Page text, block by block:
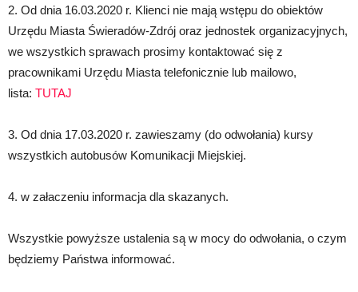
2. Od dnia 16.03.2020 r. Klienci nie mają wstępu do obiektów
Urzędu Miasta Świeradów-Zdrój oraz jednostek organizacyjnych,
we wszystkich sprawach prosimy kontaktować się z
pracownikami Urzędu Miasta telefonicznie lub mailowo,
lista: TUTAJ
3. Od dnia 17.03.2020 r. zawieszamy (do odwołania) kursy
wszystkich autobusów Komunikacji Miejskiej.
4. w załaczeniu informacja dla skazanych.
Wszystkie powyższe ustalenia są w mocy do odwołania, o czym
będziemy Państwa informować.